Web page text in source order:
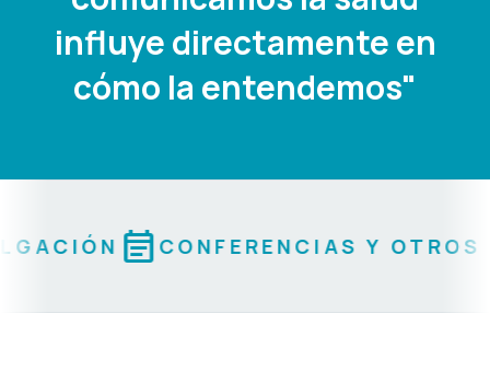
influye directamente en
cómo la entendemos"
event_noteCONFERENCIAS Y OTROS